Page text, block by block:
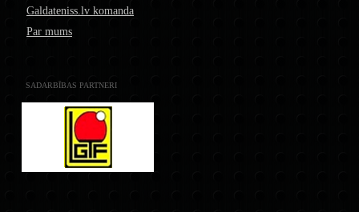
Galdateniss.lv komanda
Par mums
SADARBĪBAS PARTNERI